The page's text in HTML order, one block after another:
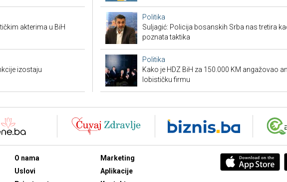
akterima u BiH
izostaju
Politika
Suljagić: Policija bosanskih Srba nas tretira
poznata taktika
Politika
Kako je HDZ BiH za 150.000 KM angažovao
lobističku firmu
O nama
Uslovi
Marketing
Aplikacije